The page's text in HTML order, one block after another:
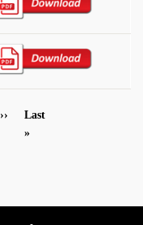
Next
››
Last
page
Last
»